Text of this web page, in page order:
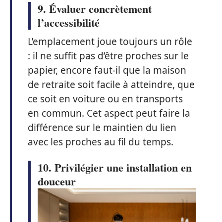
9. Évaluer concrètement
l’accessibilité
L’emplacement joue toujours un rôle
: il ne suffit pas d’être proches sur le
papier, encore faut-il que la maison
de retraite soit facile à atteindre, que
ce soit en voiture ou en transports
en commun. Cet aspect peut faire la
différence sur le maintien du lien
avec les proches au fil du temps.
10. Privilégier une installation en
douceur